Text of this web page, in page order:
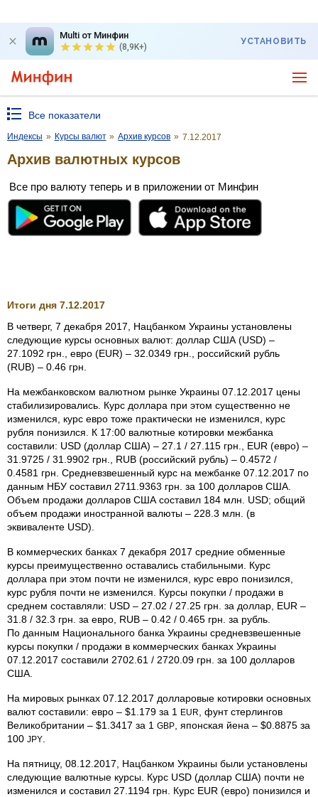
Multi от Минфин
(8,9K+)
УСТАНОВИТЬ
Все показатели
Индексы » Курсы валют » Архив курсов » 7.12.2017
Архив валютных курсов
Все про валюту теперь и в приложении от Минфин
Итоги дня 7.12.2017
В четверг, 7 декабря 2017, Нацбанком Украины установлены
следующие курсы основных валют: доллар США (USD) –
27.1092 грн., евро (EUR) – 32.0349 грн., российский рубль
(RUB) – 0.46 грн.
На межбанковском валютном рынке Украины 07.12.2017 цены
стабилизировались. Курс доллара при этом существенно не
изменился, курс евро тоже практически не изменился, курс
рубля понизился. К 17:00 валютные котировки межбанка
составили: USD (доллар США) – 27.1 / 27.115 грн., EUR (евро) –
31.9725 / 31.9902 грн., RUB (российский рубль) – 0.4572 /
0.4581 грн. Средневзвешенный курс на межбанке 07.12.2017 по
данным НБУ составил 2711.9363 грн. за 100 долларов США.
Объем продажи долларов США составил 184 млн. USD; общий
объем продажи иностранной валюты – 228.3 млн. (в
эквиваленте USD).
В коммерческих банках 7 декабря 2017 средние обменные
курсы преимущественно оставались стабильными. Курс
доллара при этом почти не изменился, курс евро понизился,
курс рубля почти не изменился. Курсы покупки / продажи в
среднем составляли: USD – 27.02 / 27.25 грн. за доллар, EUR –
31.8 / 32.3 грн. за евро, RUB – 0.42 / 0.465 грн. за рубль.
По данным Национального банка Украины средневзвешенные
курсы покупки / продажи в коммерческих банках Украины
07.12.2017 составили 2702.61 / 2720.09 грн. за 100 долларов
США.
На мировых рынках 07.12.2017 долларовые котировки основных
валют составили: евро – $1.179 за 1 EUR
, фунт стерлингов
Великобритании – $1.3417 за 1 GBP , японская йена – $0.8875 за
100 JPY
На пятницу, 08.12.2017, Нацбанком Украины были установлены
следующие валютные курсы. Курс USD (доллар США) почти не
изменился и составил 27.1194 грн. Курс EUR (евро) понизился и